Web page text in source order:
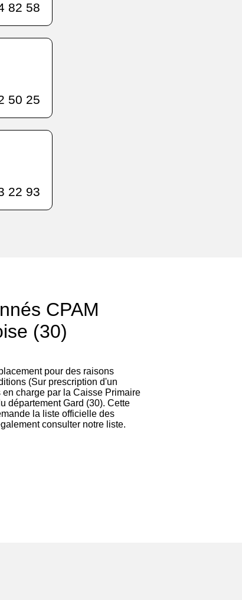
82 58
50 25
22 93
CPAM
(30)
pour des raisons
(Sur prescription d'un
charge par la Caisse Primaire
département Gard (30). Cette
la liste officielle des
consulter notre liste.